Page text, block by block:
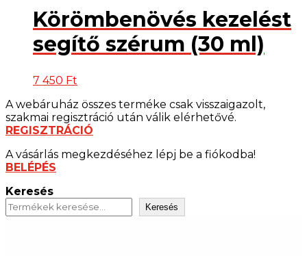
Körömbenövés kezelést
segítő szérum (30 ml)
7 450 Ft
A webáruház összes terméke csak visszaigazolt,
szakmai regisztráció után válik elérhetővé.
REGISZTRÁCIÓ
A vásárlás megkezdéséhez lépj be a fiókodba!
BELÉPÉS
Keresés
Keresés